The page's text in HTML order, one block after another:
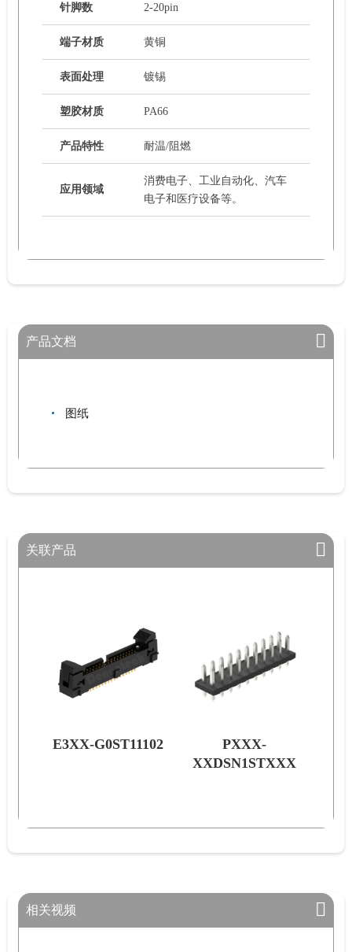
针脚数 2-20pin
端子材质 黄铜
表面处理 镀锡
塑胶材质 PA66
产品特性 耐温/阻燃
应用领域
消费电子、工业自动化、汽车
电子和医疗设备等。
产品文档
图纸
关联产品
PXXX-
F585-
XXDG0STXXX
相关视频